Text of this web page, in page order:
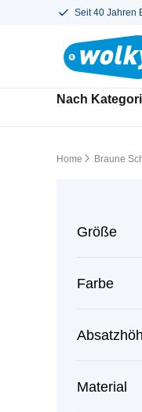
Seit 40 Jahren
Nach
Home Braune
Größe
Farbe
Material